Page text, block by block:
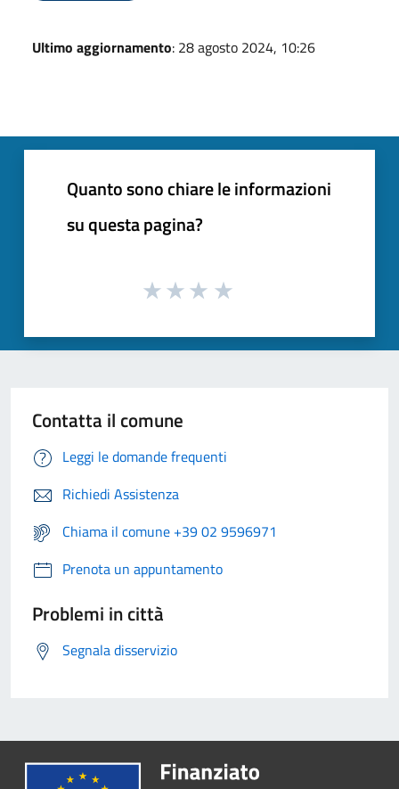
Ultimo aggiornamento: 28 agosto 2024, 10:26
Quanto sono chiare le informazioni
su questa pagina?
Contatta il comune
Leggi le domande frequenti
Richiedi Assistenza
Chiama il comune +39 02 9596971
Prenota un appuntamento
Problemi in città
Segnala disservizio